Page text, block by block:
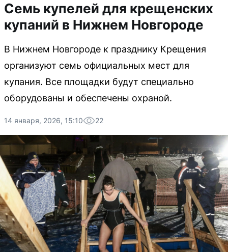
Семь купелей для крещенских
купаний в Нижнем Новгороде
В Нижнем Новгороде к празднику Крещения
организуют семь официальных мест для
купания. Все площадки будут специально
оборудованы и обеспечены охраной.
14 января, 2026, 15:10 22